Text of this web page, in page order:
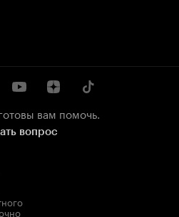
вам помочь.
вопрос